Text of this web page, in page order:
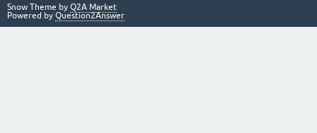
Snow Theme by Q2A Market
Powered by Question2Answer